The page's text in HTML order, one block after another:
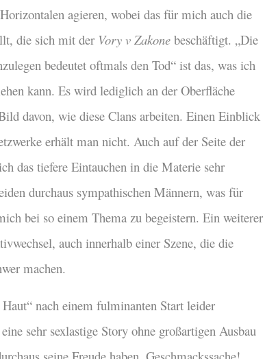
agieren, wobei das für mich auch die
die sich mit der Vory v Zakonebeschäftigt. „Die
bedeutet oftmals den Tod“ ist das, was ich
kann. Es wird lediglich an der Oberfläche
davon, wie diese Clans arbeiten. Einen Einblick
erhält man nicht. Auch auf der Seite der
das tiefere Eintauchen in die Materie sehr
durchaus sympathischen Männern, was für
bei so einem Thema zu begeistern. Ein weiterer
auch innerhalb einer Szene, die die
machen.
nach einem fulminanten Start leider
sehr sexlastige Story ohne großartigen Ausbau